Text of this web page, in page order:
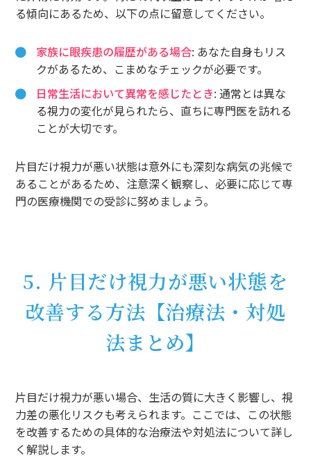
る傾向にあるため、以下の点に留意してください。
家族に眼疾患の履歴がある場合: あなた自身もリス
クがあるため、こまめなチェックが必要です。
日常生活において異常を感じたとき: 通常とは異な
る視力の変化が見られたら、直ちに専門医を訪れる
ことが大切です。
片目だけ視力が悪い状態は意外にも深刻な病気の兆候で
あることがあるため、注意深く観察し、必要に応じて専
門の医療機関での受診に努めましょう。
5. 片目だけ視力が悪い状態を
改善する方法【治療法・対処
法まとめ】
片目だけ視力が悪い場合、生活の質に大きく影響し、視
力差の悪化リスクも考えられます。ここでは、この状態
を改善するための具体的な治療法や対処法について詳し
く解説します。